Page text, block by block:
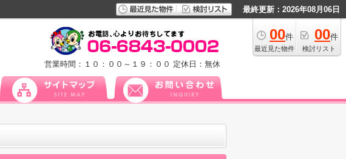
最終更新：2026年08月06日
00件
最近見た物件
00件
検討リスト
営業時間：１０：００～１９：００ 定休日：無休